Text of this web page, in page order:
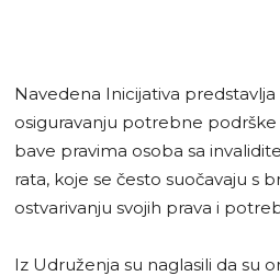
Navedena Inicijativa
osiguravanju potrebne
bave pravima osoba sa
rata, koje se često suočavaju s
ostvarivanju svojih prava i
Iz Udruženja su naglasili da su